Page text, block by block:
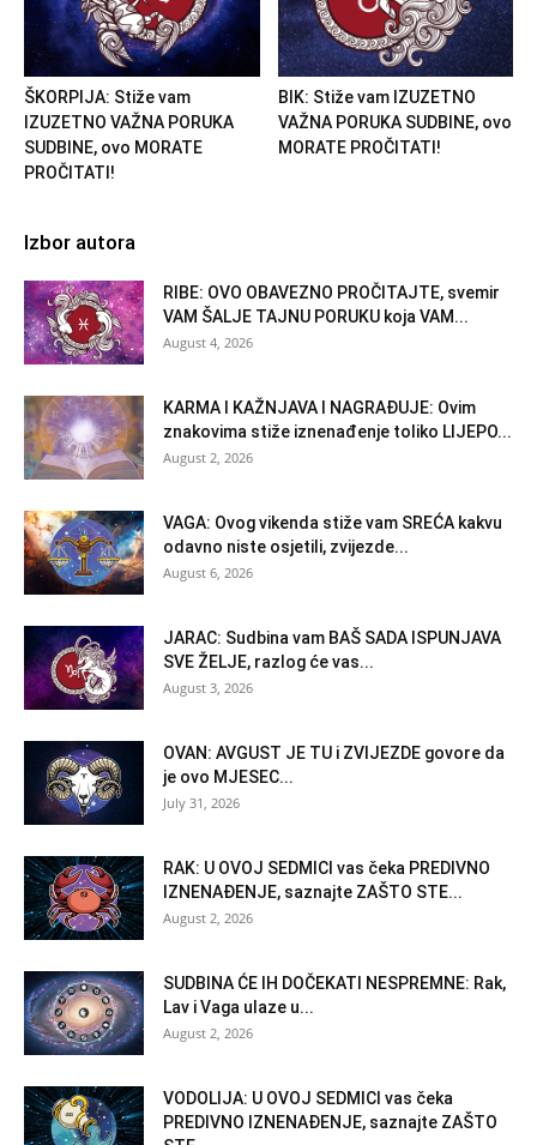
ŠKORPIJA: Stiže vam
IZUZETNO VAŽNA PORUKA
SUDBINE, ovo MORATE
PROČITATI!
BIK: Stiže vam IZUZETNO
VAŽNA PORUKA SUDBINE, ovo
MORATE PROČITATI!
Izbor autora
RIBE: OVO OBAVEZNO PROČITAJTE, svemir
VAM ŠALJE TAJNU PORUKU koja VAM...
August 4, 2026
KARMA I KAŽNJAVA I NAGRAĐUJE: Ovim
znakovima stiže iznenađenje toliko LIJEPO...
August 2, 2026
VAGA: Ovog vikenda stiže vam SREĆA kakvu
odavno niste osjetili, zvijezde...
August 6, 2026
JARAC: Sudbina vam BAŠ SADA ISPUNJAVA
SVE ŽELJE, razlog će vas...
August 3, 2026
OVAN: AVGUST JE TU i ZVIJEZDE govore da
je ovo MJESEC...
July 31, 2026
RAK: U OVOJ SEDMICI vas čeka PREDIVNO
IZNENAĐENJE, saznajte ZAŠTO STE...
August 2, 2026
SUDBINA ĆE IH DOČEKATI NESPREMNE: Rak,
Lav i Vaga ulaze u...
August 2, 2026
VODOLIJA: U OVOJ SEDMICI vas čeka
PREDIVNO IZNENAĐENJE, saznajte ZAŠTO